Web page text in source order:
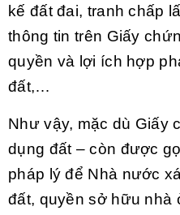
kế đất đai, tranh chấp
thông tin trên Giấy
quyền và lợi ích hợp
đất,…
Như vậy, mặc dù Giấy
dụng đất – còn được
pháp lý để Nhà nước
đất, quyền sở hữu nhà